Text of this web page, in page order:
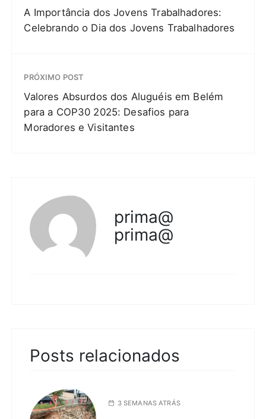
A Importância dos Jovens Trabalhadores:
Celebrando o Dia dos Jovens Trabalhadores
PRÓXIMO POST
Valores Absurdos dos Aluguéis em Belém
para a COP30 2025: Desafios para
Moradores e Visitantes
prima@
prima@
Posts relacionados
3 SEMANAS ATRÁS